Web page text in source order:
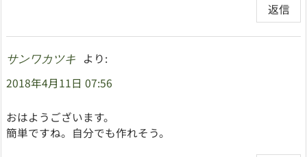
返信
サンワカツキ
より:
2018年4月11日 07:56
おはようございます。
簡単ですね。自分でも作れそう。